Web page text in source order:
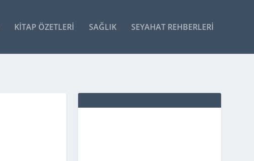
KITAP ÖZETLERI SAĞLIK SEYAHAT REHBERLERI